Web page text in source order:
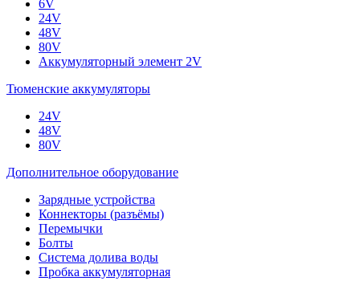
6V
24V
48V
80V
Аккумуляторный элемент 2V
Тюменские аккумуляторы
24V
48V
80V
Дополнительное оборудование
Зарядные устройства
Коннекторы (разъёмы)
Перемычки
Болты
Система долива воды
Пробка аккумуляторная